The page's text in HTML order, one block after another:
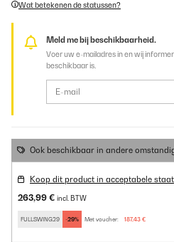
Wat betekenen de statussen?
Meld me bij beschikbaarheid.
Voer uw e-mailadres in en wij
beschikbaar is.
Ook beschikbaar in andere
Koop dit product in acceptabele staat
263,99 € incl. BTW
FULLSWING29 -29% Met voucher: 187,43 €